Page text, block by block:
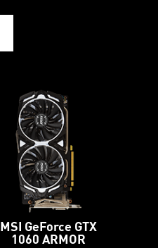
MSI GeForce GTX
1060 ARMOR